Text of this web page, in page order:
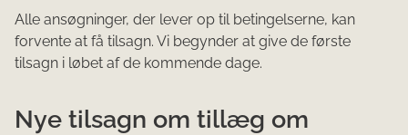
Alle ansøgninger, der lever op til betingelserne, kan
forvente at få tilsagn. Vi begynder at give de første
tilsagn i løbet af de kommende dage.
Nye tilsagn om tillæg om